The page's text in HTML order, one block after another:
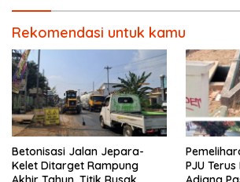
Rekomendasi untuk kamu
Betonisasi Jalan Jepara-
Kelet Ditarget Rampung
PJU